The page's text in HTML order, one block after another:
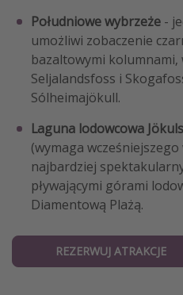
Południowe wybrzeże -
umożliwi zobaczenie
bazaltowymi kolumnami,
Seljalandsfoss i
Sólheimajökull.
Laguna lodowcowa
(wymaga
najbardziej
pływającymi górami
Diamentową Plażą.
REZERWUJ ATRAKCJE